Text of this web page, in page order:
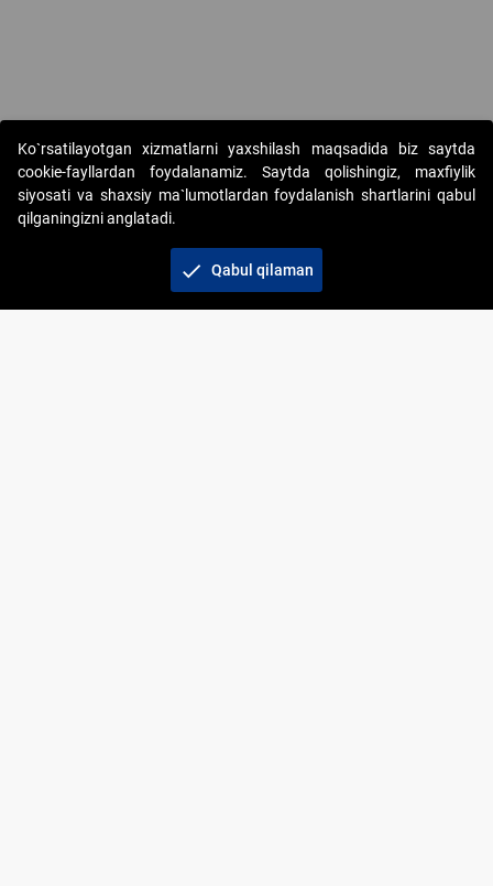
Copyright © 2017-2026. "Elektron onlayn-auksionlarni
tashkil etish" AJ. Barcha huquqlar himoyalangan
Ko`rsatilayotgan xizmatlarni yaxshilash maqsadida biz saytda
cookie-fayllardan foydalanamiz. Saytda qolishingiz, maxfiylik
siyosati va shaxsiy ma`lumotlardan foydalanish shartlarini qabul
qilganingizni anglatadi.
check Qabul qilaman